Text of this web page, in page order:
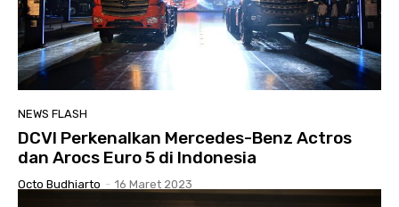
NEWS FLASH
DCVI Perkenalkan Mercedes-Benz Actros
dan Arocs Euro 5 di Indonesia
Octo Budhiarto - 16 Maret 2023